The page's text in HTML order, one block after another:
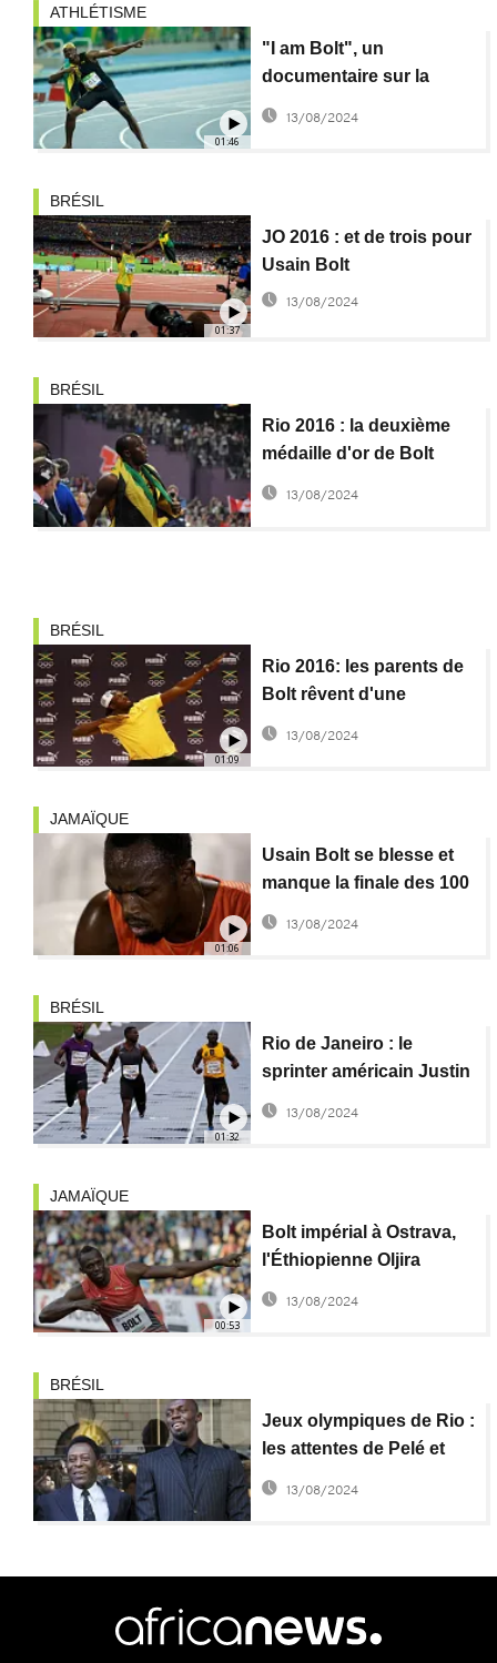
01:46
ATHLÉTISME
"I am Bolt", un
documentaire sur la
légende Usain Bolt
13/08/2024
01:37
BRÉSIL
JO 2016 : et de trois pour
Usain Bolt
13/08/2024
BRÉSIL
Rio 2016 : la deuxième
médaille d'or de Bolt
fêtée à Kingston
13/08/2024
01:09
BRÉSIL
Rio 2016: les parents de
Bolt rêvent d'une
médaille olympique aux
13/08/2024
01:06
JAMAÏQUE
Usain Bolt se blesse et
manque la finale des 100
m des séléctions
13/08/2024
01:32
BRÉSIL
Rio de Janeiro : le
sprinter américain Justin
Gatlin remporte le Mano
13/08/2024
00:53
JAMAÏQUE
Bolt impérial à Ostrava,
l'Éthiopienne Oljira
remporte le 3000 m
13/08/2024
BRÉSIL
Jeux olympiques de Rio :
les attentes de Pelé et
Usain Bolt
13/08/2024